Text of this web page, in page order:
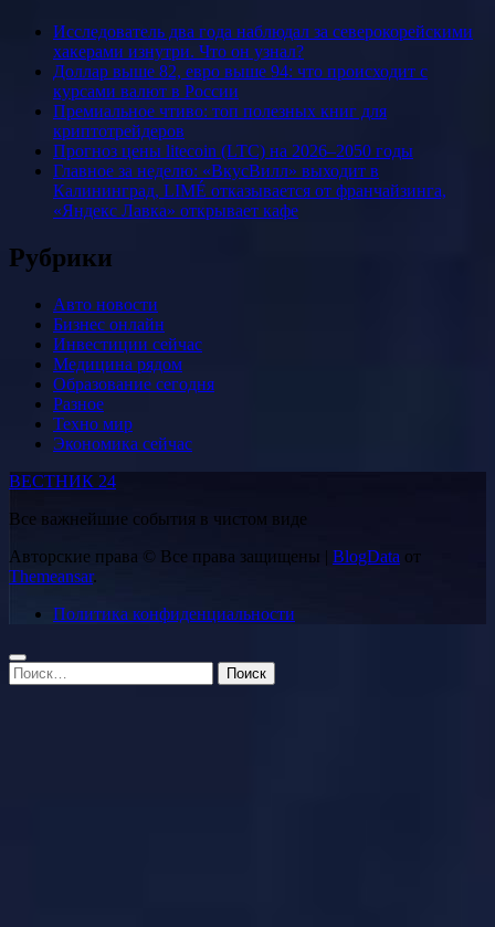
Исследователь два года наблюдал за северокорейскими
хакерами изнутри. Что он узнал?
Доллар выше 82, евро выше 94: что происходит с
курсами валют в России
Премиальное чтиво: топ полезных книг для
криптотрейдеров
Прогноз цены litecoin (LTC) на 2026–2050 годы
Главное за неделю: «ВкусВилл» выходит в
Калининград, LIMÉ отказывается от франчайзинга,
«Яндекс Лавка» открывает кафе
Рубрики
Авто новости
Бизнес онлайн
Инвестиции сейчас
Медицина рядом
Образование сегодня
Разное
Техно мир
Экономика сейчас
ВЕСТНИК 24
Все важнейшие события в чистом виде
Авторские права © Все права защищены | BlogData от
Themeansar.
Политика конфиденциальности
Найти: